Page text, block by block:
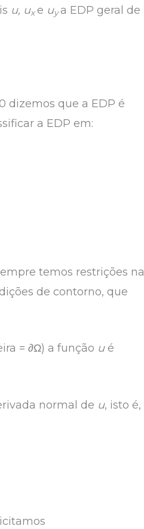
u, ux e uya EDP geral de
dizemos que a EDP é
a EDP em:
temos restrições na
de contorno, que
=∂Ω) a função u é
normal de u, isto é,